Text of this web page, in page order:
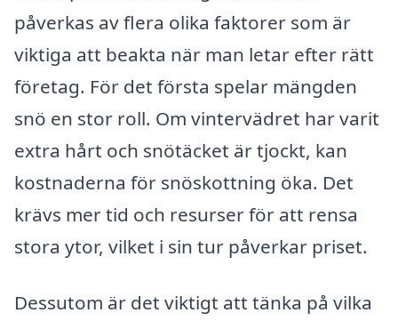
påverkas av flera olika faktorer som är
viktiga att beakta när man letar efter rätt
företag. För det första spelar mängden
snö en stor roll. Om vintervädret har varit
extra hårt och snötäcket är tjockt, kan
kostnaderna för snöskottning öka. Det
krävs mer tid och resurser för att rensa
stora ytor, vilket i sin tur påverkar priset.
Dessutom är det viktigt att tänka på vilka